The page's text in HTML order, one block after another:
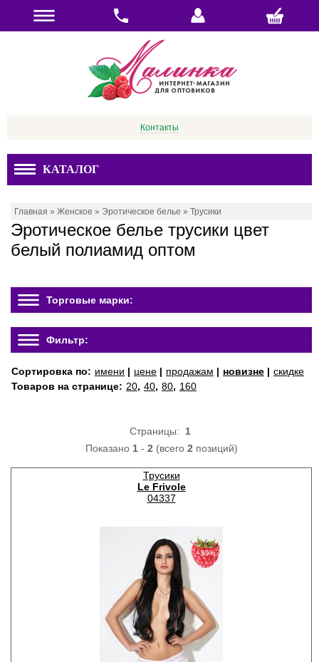
Контакты
КАТАЛОГ
Главная » Женское » Эротическое белье » Трусики
Эротическое белье трусики цвет
белый полиамид оптом
Торговые марки:
Фильтр:
Сортировка по: имени | цене | продажам | новизне | скидке
Товаров на странице: 20, 40, 80, 160
Страницы: 1
Показано 1- 2 (всего 2 позиций)
Трусики
Le Frivole
04337
−30%